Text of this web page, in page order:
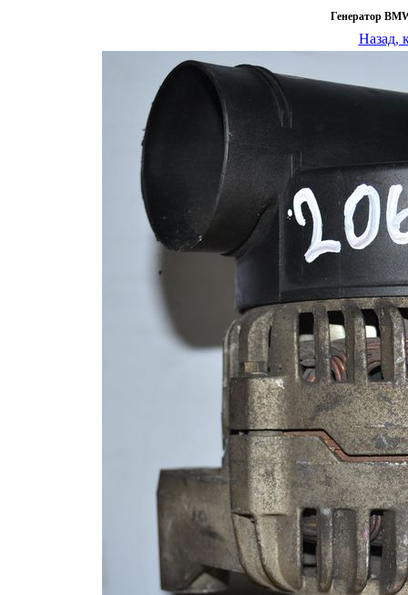
Генератор
Назад,